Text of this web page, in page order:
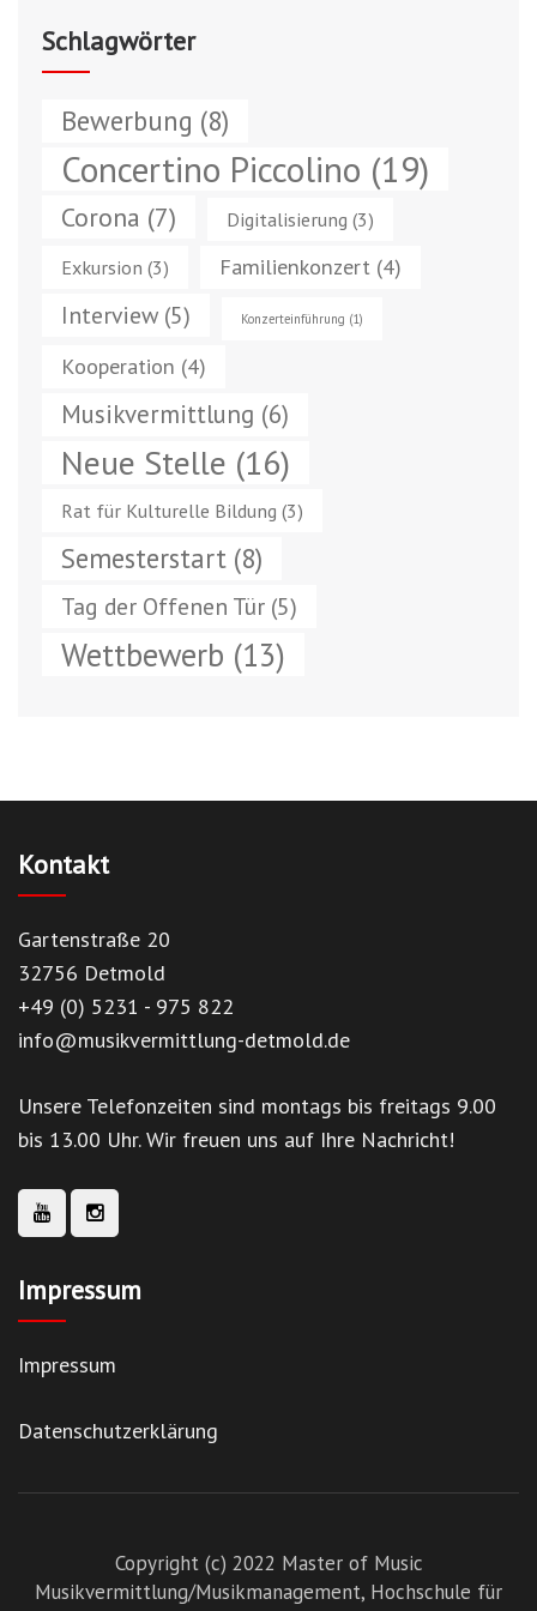
Schlagwörter
Bewerbung (8)
Concertino Piccolino (19)
Corona (7) Digitalisierung (3)
Exkursion (3) Familienkonzert (4)
Interview (5) Konzerteinführung (1)
Kooperation (4)
Musikvermittlung (6)
Neue Stelle (16)
Rat für Kulturelle Bildung (3)
Semesterstart (8)
Tag der Offenen Tür (5)
Wettbewerb (13)
Kontakt
Gartenstraße 20
32756 Detmold
+49 (0) 5231 - 975 822
info@musikvermittlung-detmold.de
Unsere Telefonzeiten sind montags bis freitags 9.00
bis 13.00 Uhr. Wir freuen uns auf Ihre Nachricht!
Impressum
Impressum
Datenschutzerklärung
Copyright (c) 2022 Master of Music
Musikvermittlung/Musikmanagement, Hochschule für